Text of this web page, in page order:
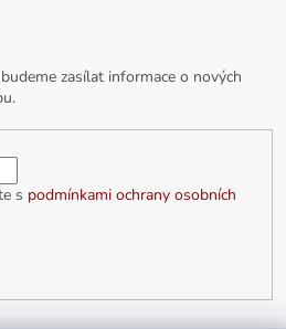
zasílat informace o nových
s podmínkami ochrany osobních